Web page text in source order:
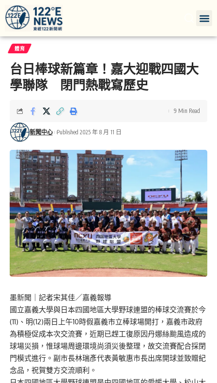
體育
台日棒球新篇章！嘉大迎戰四國大
學聯隊 閉門熱戰寫歷史
新聞中心 Published 2025 年 8 月 11 日
9 Min Read
墨新聞
｜記者宋其佳／嘉義報導
國立嘉義大學與日本四國地區大學野球連盟的棒球交流賽於今
(11)、明(12)兩 日 上午10時假嘉義市立棒球場開打 ， 嘉義市政府
為積極促成本次交流賽，近期已趕工復原因丹娜絲颱風造成的
球場災損，惟球場周邊環境尚須災後整理， 故交流賽配合採閉
門模式進行 。副市長林瑞彥代表黃敏惠市長出席開球並致贈紀
念品 ， 祝賀雙方交流順利 。